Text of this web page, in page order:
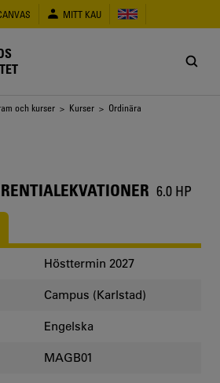
MITT KAU
och kurser > Kurser > Ordinära
6.0 HP
Hösttermin 2027
Campus (Karlstad)
Engelska
MAGB01